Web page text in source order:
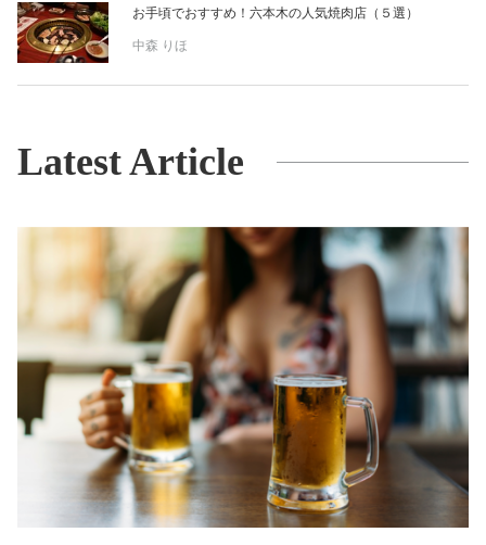
お手頃でおすすめ！六本木の人気焼肉店（５選）
中森 りほ
Latest Article